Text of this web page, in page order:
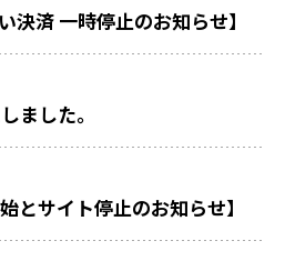
決済 一時停止のお知らせ】
ました。
とサイト停止のお知らせ】